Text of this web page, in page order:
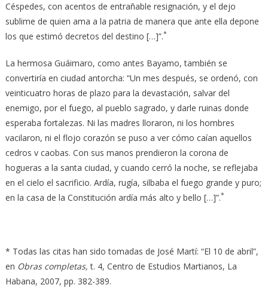
Céspedes, con acentos de entrañable resignación, y el dejo
sublime de quien ama a la patria de manera que ante ella depone
los que estimó decretos del destino […]”.*
La hermosa Guáimaro, como antes Bayamo, también se
convertiría en ciudad antorcha: “Un mes después, se ordenó, con
veinticuatro horas de plazo para la devastación, salvar del
enemigo, por el fuego, al pueblo sagrado, y darle ruinas donde
esperaba fortalezas. Ni las madres lloraron, ni los hombres
vacilaron, ni el flojo corazón se puso a ver cómo caían aquellos
cedros v caobas. Con sus manos prendieron la corona de
hogueras a la santa ciudad, y cuando cerró la noche, se reflejaba
en el cielo el sacrificio. Ardía, rugía, silbaba el fuego grande y puro;
en la casa de la Constitución ardía más alto y bello […]”.*
* Todas las citas han sido tomadas de José Martí: “El 10 de abril”,
en Obras completas, t. 4, Centro de Estudios Martianos, La
Habana, 2007, pp. 382-389.